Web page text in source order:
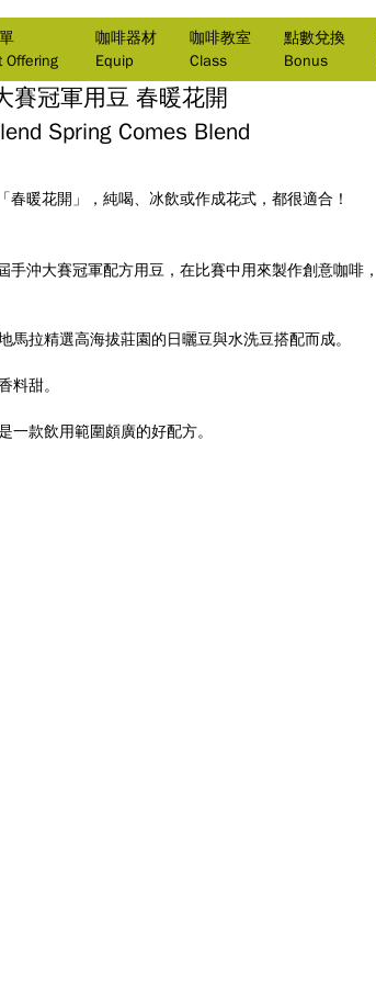
Offering
咖啡器材
Equip
咖啡教室
Class
點數兌換
Bonus
賽冠軍用豆 春暖花開
Spring Comes Blend
暖花開」，純喝、冰飲或作成花式，都很適合！
沖大賽冠軍配方用豆，在比賽中用來製作創意咖啡，
馬拉精選高海拔莊園的日曬豆與水洗豆搭配而成。
料甜。
一款飲用範圍頗廣的好配方。